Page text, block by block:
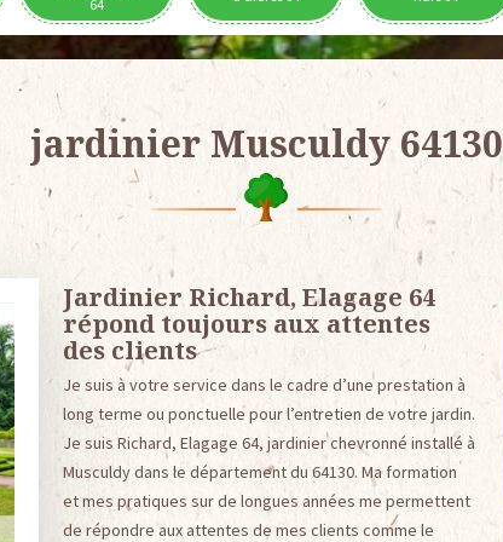
64
jardinier Musculdy 64130
Jardinier Richard, Elagage 64
répond toujours aux attentes
des clients
Je suis à votre service dans le cadre d’une prestation à
long terme ou ponctuelle pour l’entretien de votre jardin.
Je suis Richard, Elagage 64, jardinier chevronné installé à
Musculdy dans le département du 64130. Ma formation
et mes pratiques sur de longues années me permettent
de répondre aux attentes de mes clients comme le